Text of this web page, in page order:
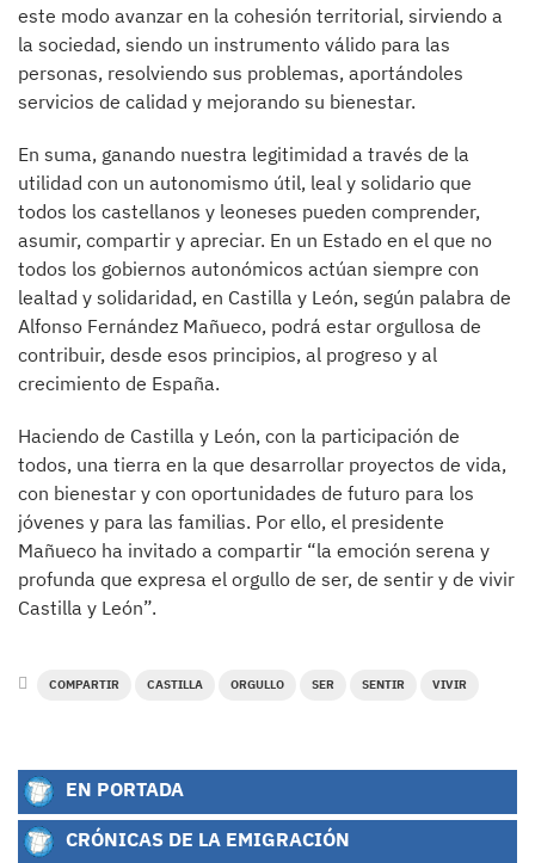
este modo avanzar en la cohesión territorial, sirviendo a
la sociedad, siendo un instrumento válido para las
personas, resolviendo sus problemas, aportándoles
servicios de calidad y mejorando su bienestar.
En suma, ganando nuestra legitimidad a través de la
utilidad con un autonomismo útil, leal y solidario que
todos los castellanos y leoneses pueden comprender,
asumir, compartir y apreciar. En un Estado en el que no
todos los gobiernos autonómicos actúan siempre con
lealtad y solidaridad, en Castilla y León, según palabra de
Alfonso Fernández Mañueco, podrá estar orgullosa de
contribuir, desde esos principios, al progreso y al
crecimiento de España.
Haciendo de Castilla y León, con la participación de
todos, una tierra en la que desarrollar proyectos de vida,
con bienestar y con oportunidades de futuro para los
jóvenes y para las familias. Por ello, el presidente
Mañueco ha invitado a compartir “la emoción serena y
profunda que expresa el orgullo de ser, de sentir y de vivir
Castilla y León”.
COMPARTIR CASTILLA ORGULLO SER SENTIR VIVIR
EN PORTADA
CRÓNICAS DE LA EMIGRACIÓN